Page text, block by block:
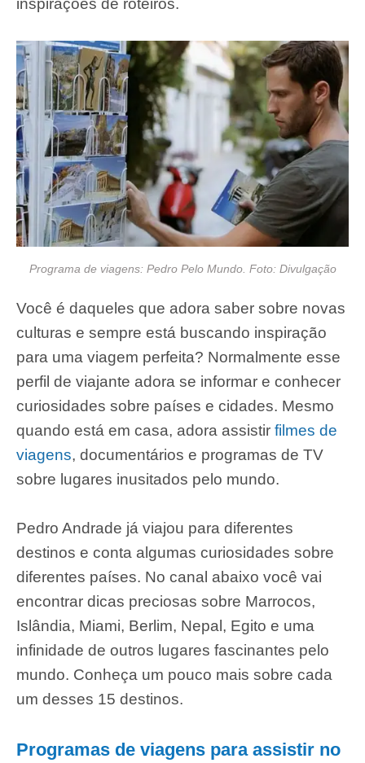
inspirações de roteiros.
Programa de viagens: Pedro Pelo Mundo. Foto: Divulgação
Você é daqueles que adora saber sobre novas
culturas e sempre está buscando inspiração
para uma viagem perfeita? Normalmente esse
perfil de viajante adora se informar e conhecer
curiosidades sobre países e cidades. Mesmo
quando está em casa, adora assistir filmes de
viagens, documentários e programas de TV
sobre lugares inusitados pelo mundo.
Pedro Andrade já viajou para diferentes
destinos e conta algumas curiosidades sobre
diferentes países. No canal abaixo você vai
encontrar dicas preciosas sobre Marrocos,
Islândia, Miami, Berlim, Nepal, Egito e uma
infinidade de outros lugares fascinantes pelo
mundo. Conheça um pouco mais sobre cada
um desses 15 destinos.
Programas de viagens para assistir no